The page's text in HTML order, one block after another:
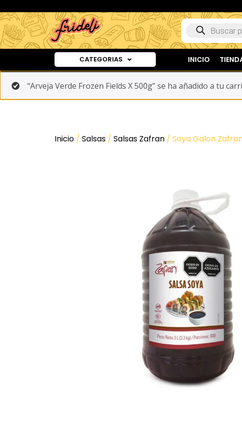
CATEGORIAS INICIO
“Arveja Verde Frozen Fields X 500g” se ha añadido a tu
Inicio / Salsas / Salsas Zafran / Soya Galon